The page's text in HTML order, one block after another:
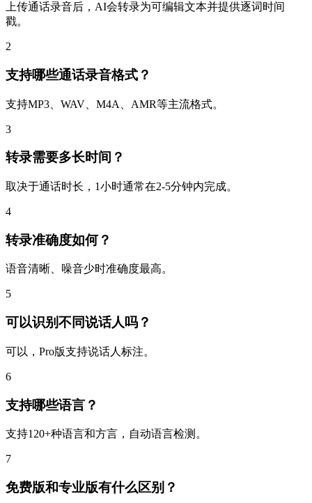
上传通话录音后，AI会转录为可编辑文本并提供逐词时间
戳。
2
支持哪些通话录音格式？
支持MP3、WAV、M4A、AMR等主流格式。
3
转录需要多长时间？
取决于通话时长，1小时通常在2-5分钟内完成。
4
转录准确度如何？
语音清晰、噪音少时准确度最高。
5
可以识别不同说话人吗？
可以，Pro版支持说话人标注。
6
支持哪些语言？
支持120+种语言和方言，自动语言检测。
7
免费版和专业版有什么区别？